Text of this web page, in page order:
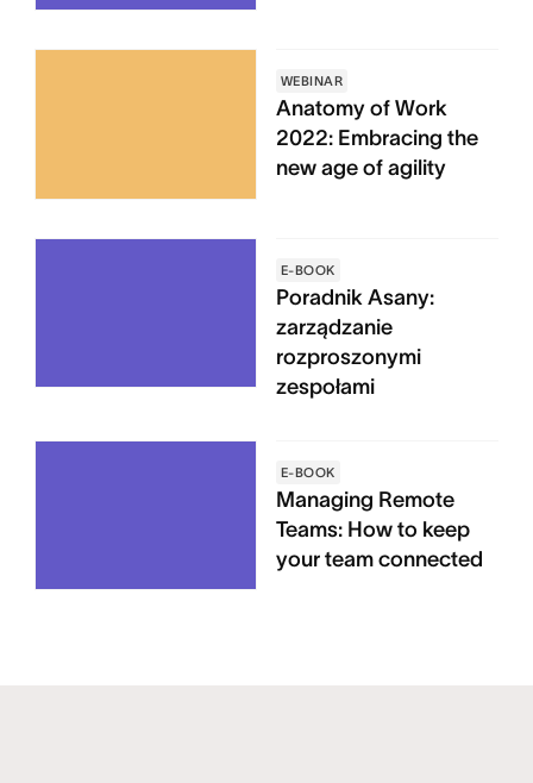
WEBINAR
Anatomy of Work
2022: Embracing the
new age of agility
E-BOOK
Poradnik Asany:
zarządzanie
rozproszonymi
zespołami
E-BOOK
Managing Remote
Teams: How to keep
your team connected